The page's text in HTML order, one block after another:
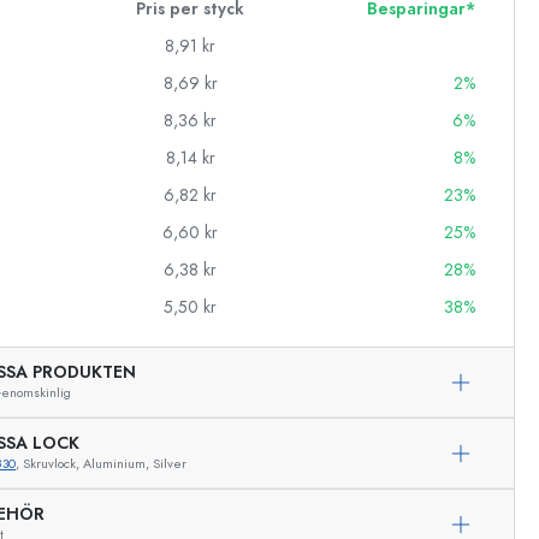
Pris per styck
Besparingar*
8,91 kr
8,69 kr
2%
8,36 kr
6%
8,14 kr
8%
6,82 kr
23%
6,60 kr
25%
6,38 kr
28%
5,50 kr 38%
PRODUKTEN
LOCK
, Skruvlock, Aluminium, Silver